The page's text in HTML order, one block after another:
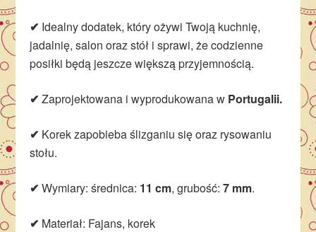
✔ Idealny dodatek, który ożywi Twoją kuchnię,
jadalnię, salon oraz stół i sprawi, że codzienne
posiłki będą jeszcze większą przyjemnością.
✔Zaprojektowana i wyprodukowana w Portugalii.
✔ Korek zapobieba ślizganiu się oraz rysowaniu
stołu.
✔Wymiary: średnica: 11 cm, grubość:7 mm.
✔ Materiał: Fajans, korek